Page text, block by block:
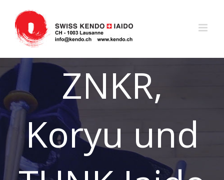
Inhalt
springen
ZNKR,
Koryu und